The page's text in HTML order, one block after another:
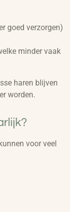
goed verzorgen)
minder vaak
haren blijven
worden.
voor veel